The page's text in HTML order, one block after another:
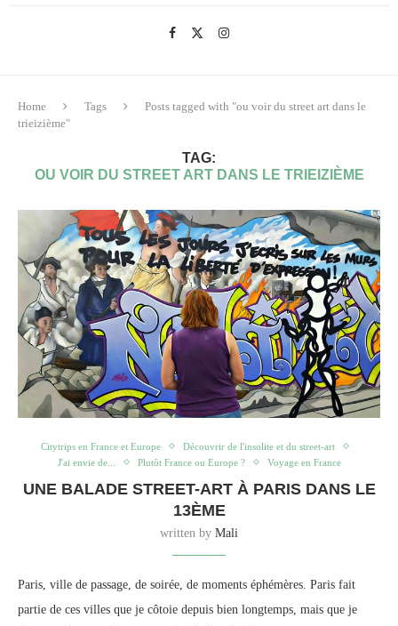
Home Tags
Posts tagged with "ou voir du street art dans le
trieizième"
TAG:
OU VOIR DU STREET ART DANS LE TRIEIZIÈME
Citytrips en France et Europe
Découvrir de l'insolite et du street-art
J'ai envie de...
Plutôt France ou Europe ? Voyage en France
UNE BALADE STREET-ART À PARIS DANS LE
13ÈME
written by Mali
Paris, ville de passage, de soirée, de moments éphémères. Paris fait
partie de ces villes que je côtoie depuis bien longtemps, mais que je